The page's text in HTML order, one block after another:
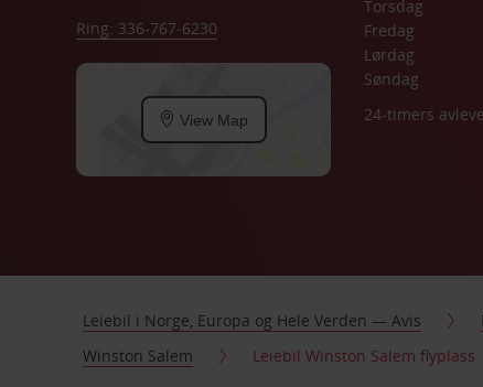
Ring: 336-767-6230
View Map
Torsdag
Fredag
Lørdag
Søndag
24-timers
Leiebil i Norge, Europa og Hele Verden — Avis
Winston Salem
Leiebil Winston Salem flyplass